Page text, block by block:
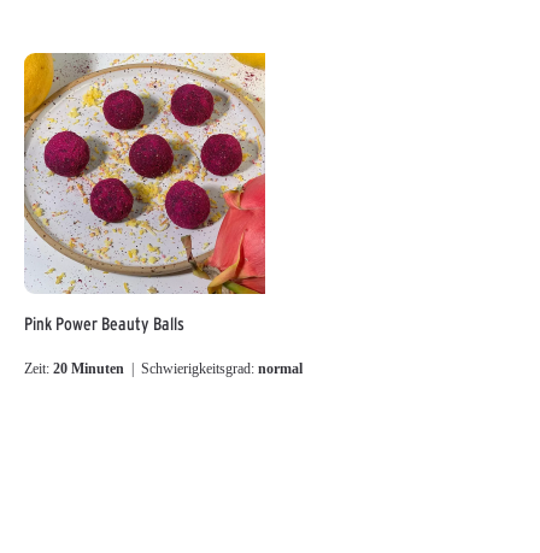
Pink Power Beauty Balls
Zeit: 20 Minuten | Schwierigkeitsgrad: normal